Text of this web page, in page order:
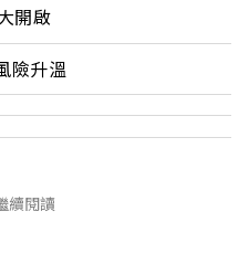
開啟
險升溫
續閱讀